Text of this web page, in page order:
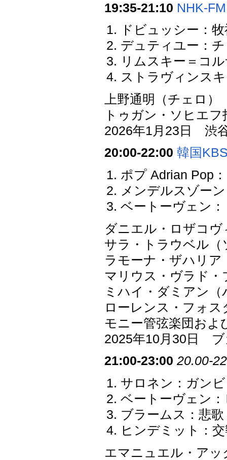
19:35-21:10 NHK-FM
ドビュッシー：
デュティユー：
リムスキー＝コ
ストラヴィンス
上野通明（チェロ）
トゥガン・ソヒエ
2026年1月23日 渋
20:00-22:00 韓国
ポプ Adrian Pop
メンデルスゾー
ベートーヴェン
ダニエル・ロザコ
サラ・トラウベル（
ラモーナ・ザハリ
マリウス・ヴラド
ミハイ・ダミアン
ローレンス・フォ
モニー管弦楽団およ
2025年10月30日 ブ
21:00-23:00 20.00-
サロネン：ガン
ベートーヴェン
ブラームス：悲
ヒンデミット：
エマニュエル・アッ